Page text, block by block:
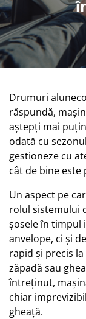
Drumuri
răspundă,
aștepți mai
odată cu
gestioneze cu
cât de bine este
Un aspect pe
rolul sistemului
șosele în timpul
anvelope, ci și
rapid și precis
zăpadă sau
întreținut,
chiar
gheață.